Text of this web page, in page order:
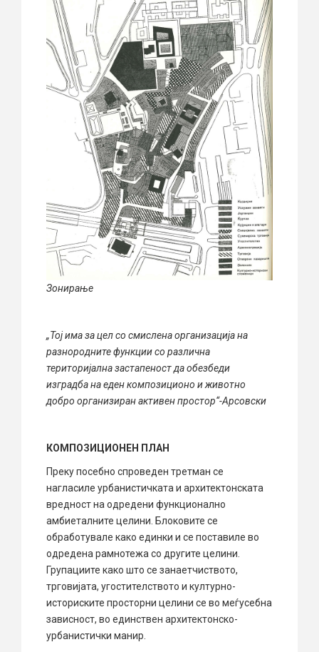
Зонирање
„Тој има за цел со смислена организација на
разнородните функции со различна
територијална застапеност да обезбеди
изградба на еден композиционо и животно
добро организиран активен простор“-Арсовски
КОМПОЗИЦИОНЕН ПЛАН
Преку посебно спроведен третман се
нагласиле урбанистичката и архитектонската
вредност на одредени функционално
амбиеталните целини. Блоковите се
обработувале како единки и се поставиле во
одредена рамнотежа со другите целини.
Групациите како што се занаетчиството,
трговијата, угостителството и културно-
историските просторни целини се во меѓусебна
зависност, во единствен архитектонско-
урбанистички манир.